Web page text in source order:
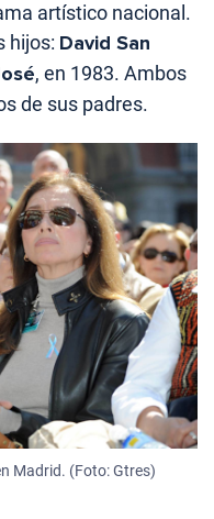
artístico nacional.
hijos: David San
, en 1983. Ambos
de sus padres.
Madrid. (Foto: Gtres)